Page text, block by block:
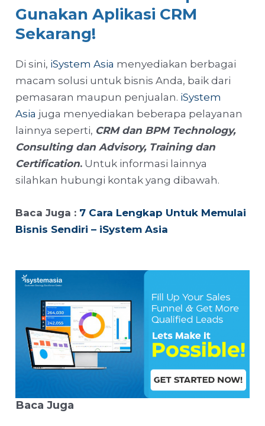
Gunakan Aplikasi CRM
Sekarang!
Di sini, iSystem Asia menyediakan berbagai
macam solusi untuk bisnis Anda, baik dari
pemasaran maupun penjualan. iSystem
Asia juga menyediakan beberapa pelayanan
lainnya seperti, CRM dan BPM Technology,
Consulting dan Advisory, Training dan
Certification. Untuk informasi lainnya
silahkan hubungi kontak yang dibawah.
Baca Juga : 7 Cara Lengkap Untuk Memulai
Bisnis Sendiri – iSystem Asia
Baca Juga